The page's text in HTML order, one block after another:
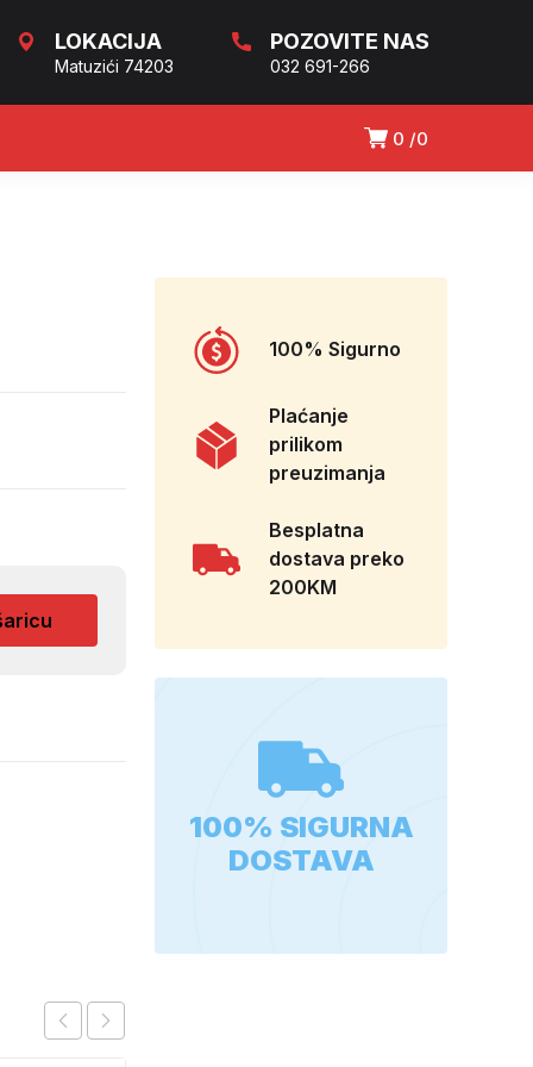
LOKACIJA
Matuzići 74203
POZOVITE NAS
032 691-266
0 0
100% Sigurno
Plaćanje
prilikom
preuzimanja
Besplatna
dostava preko
200KM
100% SIGURNA
DOSTAVA